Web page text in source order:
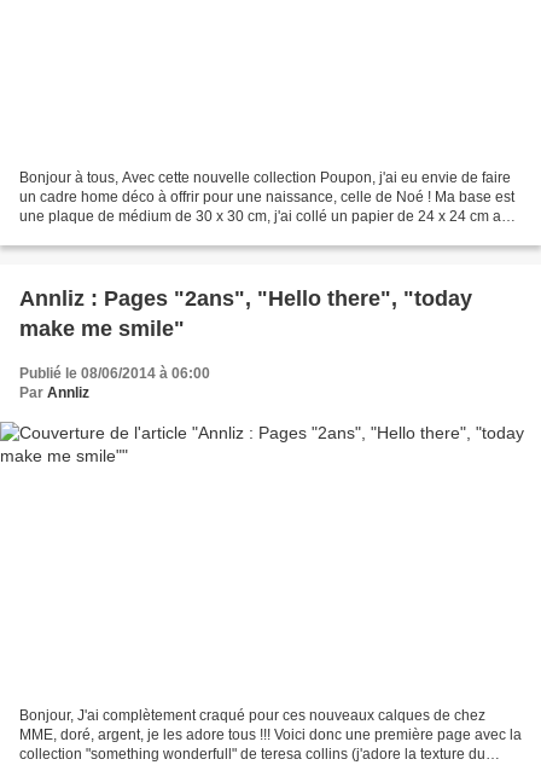
Bonjour à tous, Avec cette nouvelle collection Poupon, j'ai eu envie de faire
un cadre home déco à offrir pour une naissance, celle de Noé ! Ma base est
une plaque de médium de 30 x 30 cm, j'ai collé un papier de 24 x 24 cm au
Annliz : Pages "2ans", "Hello there", "today
make me smile"
Publié le 08/06/2014 à 06:00
Par Annliz
Bonjour, J'ai complètement craqué pour ces nouveaux calques de chez
MME, doré, argent, je les adore tous !!! Voici donc une première page avec la
collection "something wonderfull" de teresa collins (j'adore la texture du